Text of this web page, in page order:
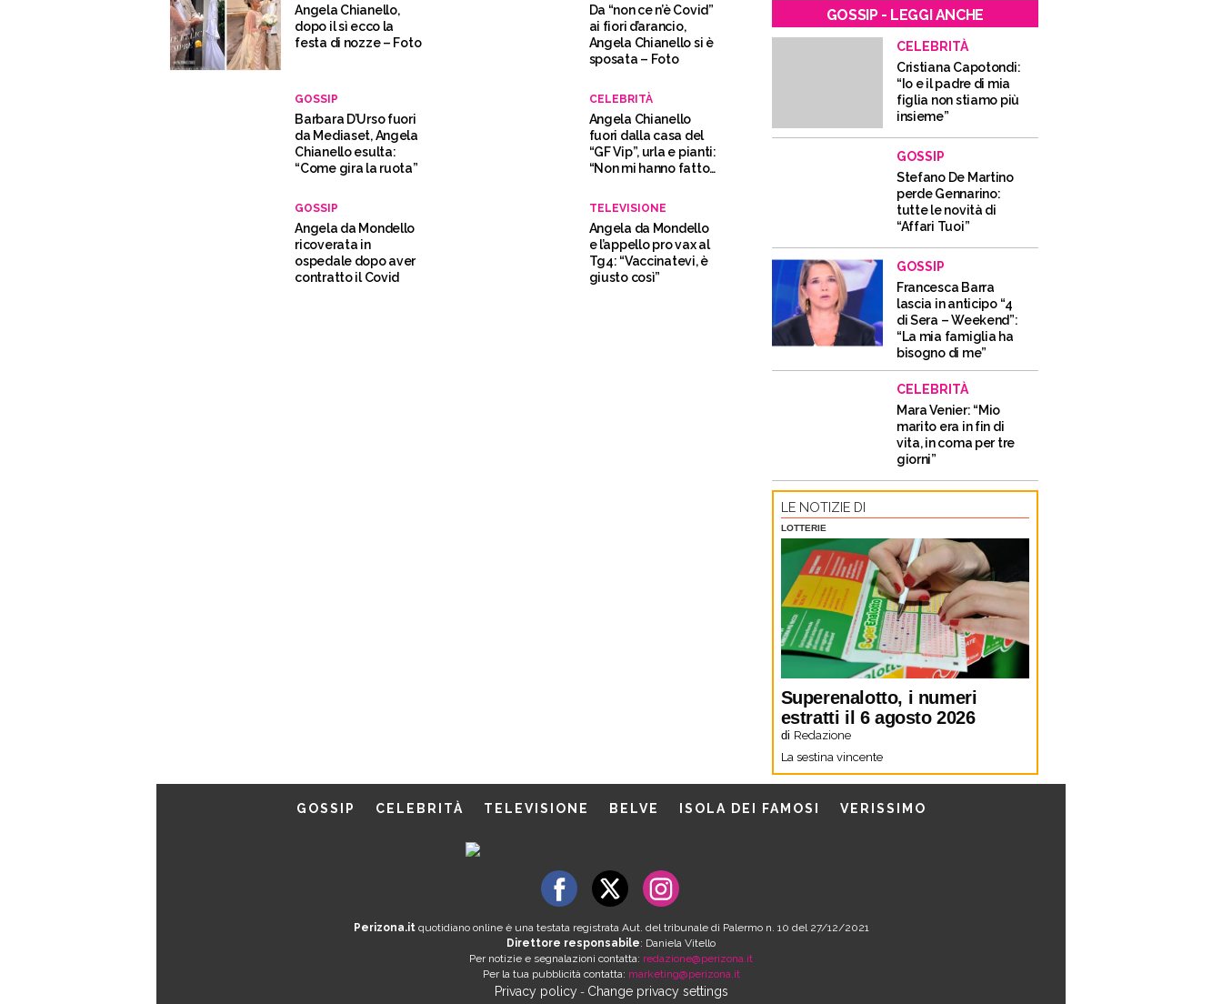
Angela Chianello,
dopo il sì ecco la
festa di nozze – Foto
Da “non ce n’è Covid”
ai fiori d’arancio,
Angela Chianello si è
sposata – Foto
GOSSIP
Barbara D’Urso fuori
da Mediaset, Angela
Chianello esulta:
“Come gira la ruota”
CELEBRITÀ
Angela Chianello
fuori dalla casa del
“GF Vip”, urla e pianti:
“Non mi hanno fatto
GOSSIP
Angela da Mondello
ricoverata in
ospedale dopo aver
contratto il Covid
TELEVISIONE
Angela da Mondello
e l’appello pro vax al
Tg4: “Vaccinatevi, è
giusto così”
GOSSIP - LEGGI ANCHE
CELEBRITÀ
Cristiana Capotondi:
“Io e il padre di mia
figlia non stiamo più
insieme”
GOSSIP
Stefano De Martino
perde Gennarino:
tutte le novità di
“Affari Tuoi”
GOSSIP
Francesca Barra
lascia in anticipo “4
di Sera – Weekend”:
“La mia famiglia ha
bisogno di me”
CELEBRITÀ
Mara Venier: “Mio
marito era in fin di
vita, in coma per tre
giorni”
LE NOTIZIE DI
LOTTERIE
Superenalotto, i numeri
estratti il 6 agosto 2026
di Redazione
La sestina vincente
GOSSIP CELEBRITÀ TELEVISIONE BELVE ISOLA DEI FAMOSI VERISSIMO
Perizona.itquotidiano online è una testata registrata Aut. del tribunale di Palermo n. 10 del 27/12/2021
Direttore responsabile: Daniela Vitello
Per notizie e segnalazioni contatta: redazione@perizona.it
Per la tua pubblicità contatta: marketing@perizona.it
Privacy policy- Change privacy settings